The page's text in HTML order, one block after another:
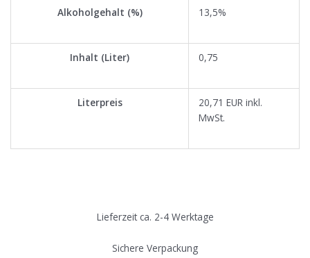
Alkoholgehalt (%) 13,5%
Inhalt (Liter) 0,75
Literpreis
20,71 EUR inkl.
MwSt.
Lieferzeit ca. 2-4 Werktage
Sichere Verpackung